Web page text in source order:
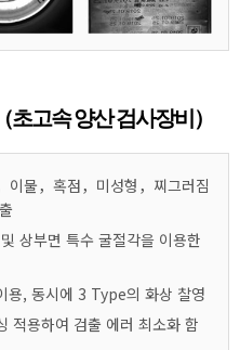
초고속 양산 검사장비）
물，혹점，미성형，찌그러짐
상부면 특수 굴절각을 이용한
용, 동시에 3 Type의 화상 찰영
적용하여 검출 에러 최소화 함